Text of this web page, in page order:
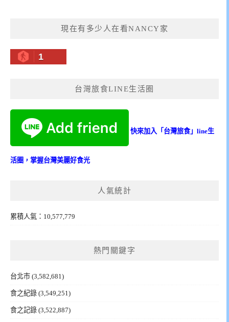
現在有多少人在看NANCY家
1
台灣旅食LINE生活圈
快來加入「台灣旅食」line生
活圈，掌握台灣美麗好食光
人氣統計
累積人氣：10,577,779
熱門關鍵字
台北市 (3,582,681)
食之紀錄 (3,549,251)
食之記錄 (3,522,887)